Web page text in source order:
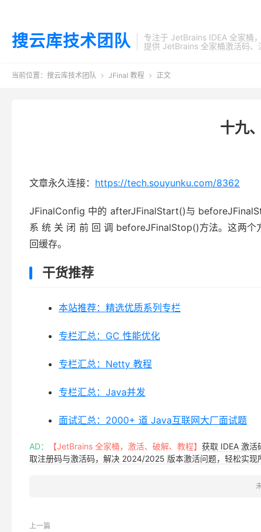
搜云库技术团队
专注于 JetBrains IDEA 全家桶
提供 JetBrains 全家桶激活码
当前位置： 搜云库技术团队  JFinal 教程  正文
十九
文章永久连接： https://tech.souyunku.com/8362
JFinalConfig 中的 afterJFinalStart()与
系 统 关 闭 前 回 调 beforeJFinalStop()方法。这两个
回缓存。
干货推荐
本站推荐：精选优质系列专栏
专栏汇总：GC 性能优化
专栏汇总：Netty 教程
专栏汇总：Java并发
面试汇总：2000+ 道 Java互联网大厂面试题
AD： 【JetBrains 全家桶，激活、破解、教程】 获取 IDEA 激
取注册码与激活码，解决 2024/2025 版本激活问题，轻松实现
上一篇